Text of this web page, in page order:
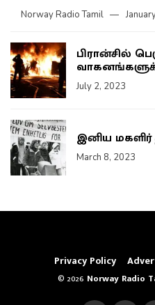
Norway Radio Tamil
பிரான்சில்
July 2, 2023
இனிய
March 8, 2023
Privacy Policy
© 2026 Norway Radio